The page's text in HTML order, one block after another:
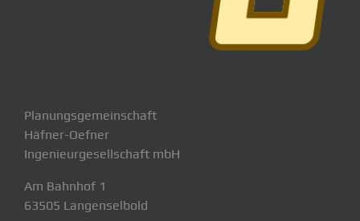
Planungsgemeinschaft
Häfner-Oefner
Ingenieurgesellschaft mbH
Am Bahnhof 1
63505 Langenselbold